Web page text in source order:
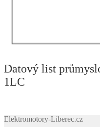
Datový list
1LC
Elektromotory-Liberec.cz